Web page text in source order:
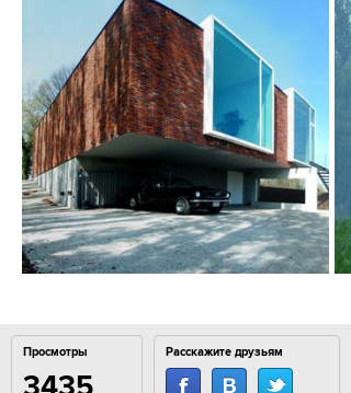
Просмотры Расскажите друзьям